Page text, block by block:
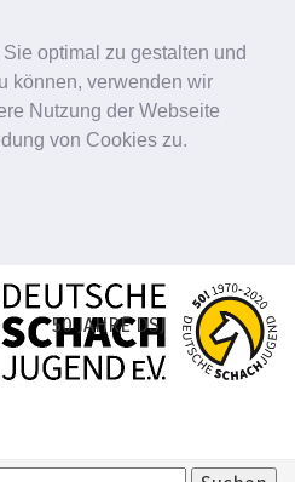
optimal zu gestalten und
können, verwenden wir
Nutzung der Webseite
von Cookies zu.
50 JAHRE DSJ